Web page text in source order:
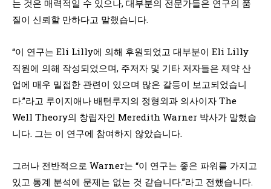
는 것은 매력적일 수 있으나, 대부분의 전문가들은 연구의 품
질이 신뢰할 만하다고 말했습니다.
“이 연구는 Eli Lilly에 의해 후원되었고 대부분이 Eli Lilly
직원에 의해 작성되었으며, 주저자 및 기타 저자들은 제약 산
업에 매우 밀접한 관련이 있으며 많은 갈등이 보고되었습니
다.”라고 루이지애나 배턴루지의 정형외과 의사이자 The
Well Theory의 창립자인 Meredith Warner 박사가 말했습
니다. 그는 이 연구에 참여하지 않았습니다.
그러나 전반적으로 Warner는 “이 연구는 좋은 파워를 가지고
있고 통계 분석에 문제는 없는 것 같습니다.”라고 전했습니다.